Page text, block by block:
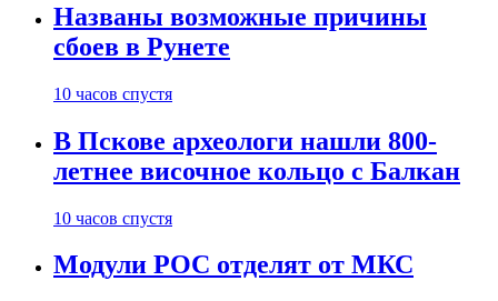
Названы возможные причины
сбоев в Рунете
10 часов спустя
В Пскове археологи нашли 800-
летнее височное кольцо с Балкан
10 часов спустя
Модули РОС отделят от МКС